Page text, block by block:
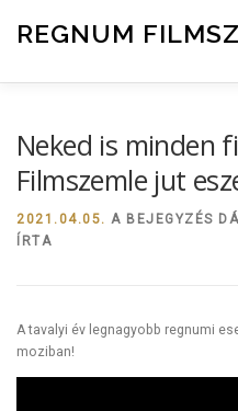
REGNUM
Neked is minden
Filmszemle jut
2021.04.05. A BEJEGYZÉS
ÍRTA
A tavalyi év legnagyobb regnumi
moziban!